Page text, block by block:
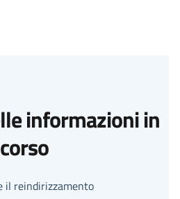
informazioni in
corso
il reindirizzamento